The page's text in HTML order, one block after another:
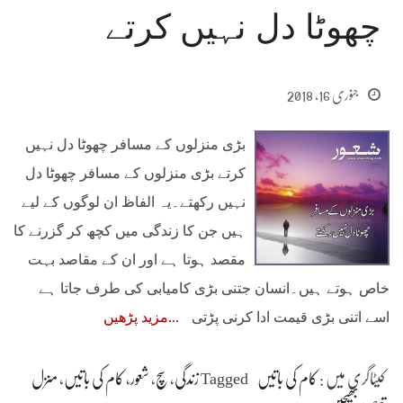
چھوٹا دل نہیں کرتے
جنوری 16, 2018
بڑی منزلوں کے مسافر چھوٹا دل نہیں
کرتے بڑی منزلوں کے مسافر چھوٹا دل
نہیں رکھتے۔یہ الفاظ ان لوگوں کے لیے
ہیں جن کا زندگی میں کچھ کر گزرنے کا
مقصد ہوتا ہے اور ان کے مقاصد بہت
خاص ہوتے ہیں۔انسان جتنی بڑی کامیابی کی طرف جاتا ہے
اسے اتنی بڑی قیمت ادا کرنی پڑتی
مزید پڑھیں
کیٹاگری میں : کام کی باتیں Taggedزندگی، سچ، شعور ، کام کی باتیں ، منزل